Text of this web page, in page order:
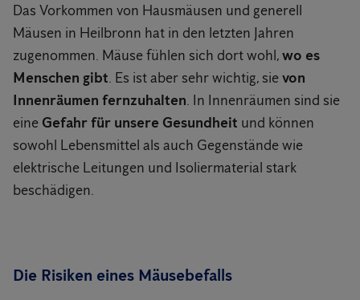
Das Vorkommen von Hausmäusen und generell
Mäusen in Heilbronn hat in den letzten Jahren
zugenommen. Mäuse fühlen sich dort wohl,wo es
Menschen gibt. Es ist aber sehr wichtig, sievon
Innenräumen fernzuhalten. In Innenräumen sind sie
eine Gefahr für unsere Gesundheit und können
sowohl Lebensmittel als auch Gegenstände wie
elektrische Leitungen und Isoliermaterial stark
beschädigen.
Die Risiken eines Mäusebefalls